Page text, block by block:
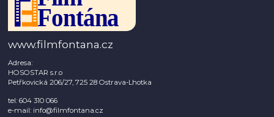
www.filmfontana.cz
Adresa:
HOSOSTAR s.r.o
Petřkovická 206/27, 725 28 Ostrava-Lhotka
tel: 604 310 066
e-mail: info@filmfontana.cz